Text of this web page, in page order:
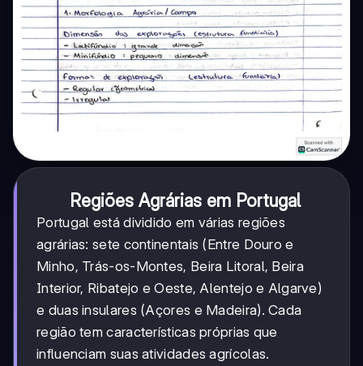
Regiões Agrárias em Portugal
Portugal está dividido em várias regiões
agrárias: sete continentais (Entre Douro e
Minho, Trás-os-Montes, Beira Litoral, Beira
Interior, Ribatejo e Oeste, Alentejo e Algarve)
e duas insulares (Açores e Madeira). Cada
região tem características próprias que
influenciam suas atividades agrícolas.